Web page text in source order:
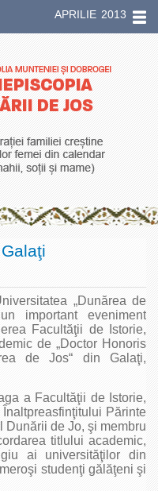
APRILIE 2013
„Dunărea de
important eveniment
Facultăţii de Istorie,
de „Doctor Honoris
de Jos“ din Galaţi,
a Facultăţii de Istorie,
Părinte
Dunării de Jo, şi membru
titlului academic,
ai universităţilor din
studenţi gălăţeni şi